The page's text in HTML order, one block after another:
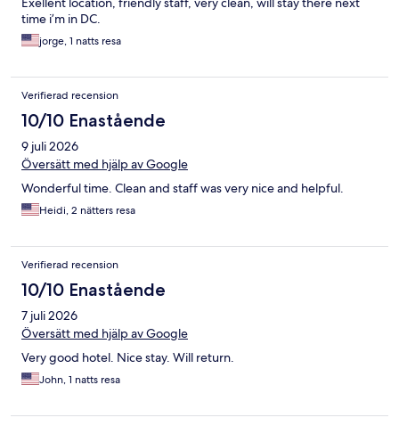
time i’m in DC.
jorge, 1 natts resa
Verifierad recension
10/10 Enastående
9 juli 2026
Översätt med hjälp av Google
Wonderful time. Clean and staff was very nice and helpful.
Heidi, 2 nätters resa
Verifierad recension
10/10 Enastående
7 juli 2026
Översätt med hjälp av Google
Very good hotel. Nice stay. Will return.
John, 1 natts resa